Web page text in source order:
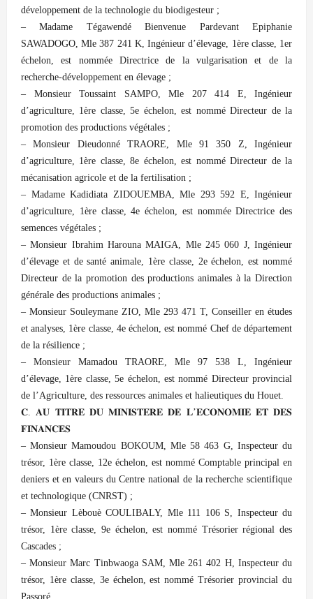
développement de la technologie du biodigesteur ;
– Madame Tégawendé Bienvenue Pardevant Epiphanie
SAWADOGO, Mle 387 241 K, Ingénieur d’élevage, 1ère classe, 1er
échelon, est nommée Directrice de la vulgarisation et de la
recherche-développement en élevage ;
– Monsieur Toussaint SAMPO, Mle 207 414 E, Ingénieur
d’agriculture, 1ère classe, 5e échelon, est nommé Directeur de la
promotion des productions végétales ;
– Monsieur Dieudonné TRAORE, Mle 91 350 Z, Ingénieur
d’agriculture, 1ère classe, 8e échelon, est nommé Directeur de la
mécanisation agricole et de la fertilisation ;
– Madame Kadidiata ZIDOUEMBA, Mle 293 592 E, Ingénieur
d’agriculture, 1ère classe, 4e échelon, est nommée Directrice des
semences végétales ;
– Monsieur Ibrahim Harouna MAIGA, Mle 245 060 J, Ingénieur
d’élevage et de santé animale, 1ère classe, 2e échelon, est nommé
Directeur de la promotion des productions animales à la Direction
générale des productions animales ;
– Monsieur Souleymane ZIO, Mle 293 471 T, Conseiller en études
et analyses, 1ère classe, 4e échelon, est nommé Chef de département
de la résilience ;
– Monsieur Mamadou TRAORE, Mle 97 538 L, Ingénieur
d’élevage, 1ère classe, 5e échelon, est nommé Directeur provincial
de l’Agriculture, des ressources animales et halieutiques du Houet.
𝐂. 𝐀𝐔 𝐓𝐈𝐓𝐑𝐄 𝐃𝐔 𝐌𝐈𝐍𝐈𝐒𝐓𝐄𝐑𝐄 𝐃𝐄 𝐋’𝐄𝐂𝐎𝐍𝐎𝐌𝐈𝐄 𝐄𝐓 𝐃𝐄𝐒
𝐅𝐈𝐍𝐀𝐍𝐂𝐄𝐒
– Monsieur Mamoudou BOKOUM, Mle 58 463 G, Inspecteur du
trésor, 1ère classe, 12e échelon, est nommé Comptable principal en
deniers et en valeurs du Centre national de la recherche scientifique
et technologique (CNRST) ;
– Monsieur Lèbouè COULIBALY, Mle 111 106 S, Inspecteur du
trésor, 1ère classe, 9e échelon, est nommé Trésorier régional des
Cascades ;
– Monsieur Marc Tinbwaoga SAM, Mle 261 402 H, Inspecteur du
trésor, 1ère classe, 3e échelon, est nommé Trésorier provincial du
Passoré.